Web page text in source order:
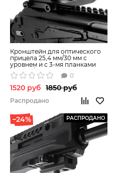
Кронштейн для оптического
прицела 25,4 мм/30 мм с
уровнем и с 3-мя планками
Weaver/Picattiny
0
1520 руб 1850 руб
Распродано
–24% РАСПРОДАНО